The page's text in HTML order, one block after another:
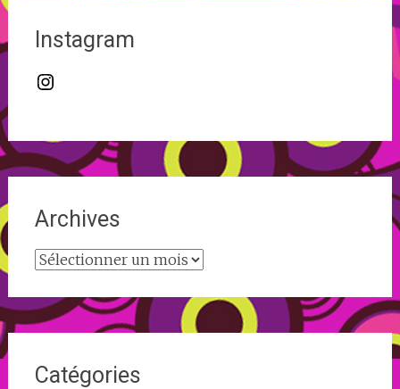
Instagram
Instagram
Archives
Archives
Catégories